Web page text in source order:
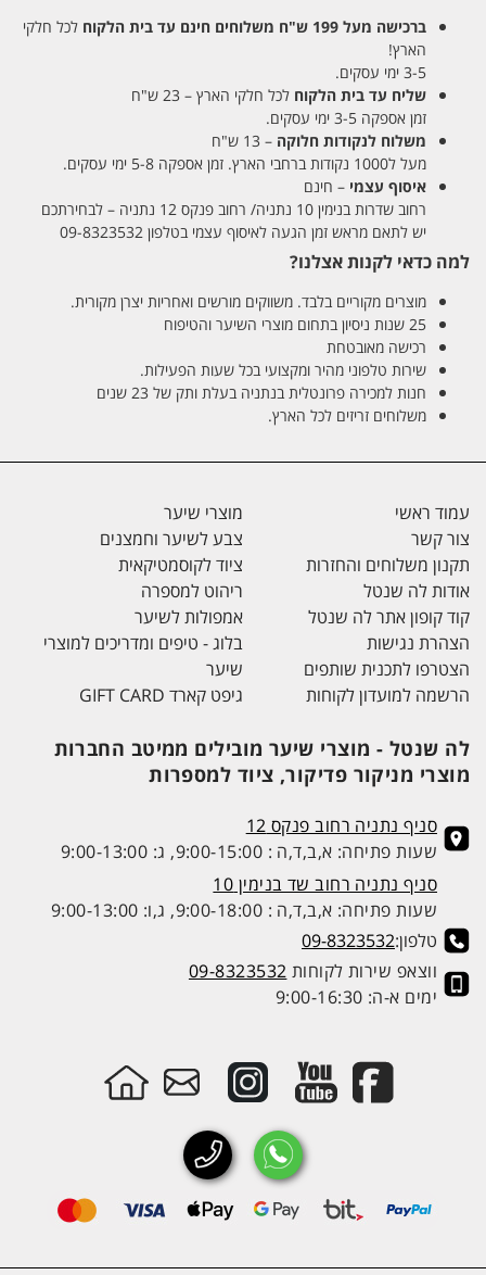
ברכישה מעל 199 ש"ח משלוחים חינם עד בית הלקוח לכל חלקי
הארץ!
3-5 ימי עסקים.
שליח עד בית הלקוח לכל חלקי הארץ – 23 ש"ח
זמן אספקה 3-5 ימי עסקים.
משלוח לנקודות חלוקה – 13 ש"ח
מעל ל1000 נקודות ברחבי הארץ. זמן אספקה 5-8 ימי עסקים.
איסוף עצמי – חינם
רחוב שדרות בנימין 10 נתניה/ רחוב פנקס 12 נתניה – לבחירתכם
יש לתאם מראש זמן הגעה לאיסוף עצמי בטלפון 09-8323532
למה כדאי לקנות אצלנו?
מוצרים מקוריים בלבד. משווקים מורשים ואחריות יצרן מקורית.
25 שנות ניסיון בתחום מוצרי השיער והטיפוח
רכישה מאובטחת
שירות טלפוני מהיר ומקצועי בכל שעות הפעילות.
חנות למכירה פרונטלית בנתניה בעלת ותק של 23 שנים
משלוחים זריזים לכל הארץ.
עמוד ראשי
צור קשר
תקנון משלוחים והחזרות
אודות לה שנטל
קוד קופון אתר לה שנטל
הצהרת נגישות
הצטרפו לתכנית שותפים
הרשמה למועדון לקוחות
מוצרי שיער
צבע לשיער וחמצנים
ציוד לקוסמטיקאית
ריהוט למספרה
אמפולות לשיער
בלוג - טיפים ומדריכים למוצרי
שיער
גיפט קארד GIFT CARD
לה שנטל - מוצרי שיער מובילים ממיטב החברות
מוצרי מניקור פדיקור, ציוד למספרות
סניף נתניה רחוב פנקס 12
שעות פתיחה: א,ב,ד,ה : 9:00-15:00, ג: 9:00-13:00
סניף נתניה רחוב שד בנימין 10
שעות פתיחה: א,ב,ד,ה : 9:00-18:00, ג,ו: 9:00-13:00
טלפון:09-8323532
ווצאפ שירות לקוחות 09-8323532
ימים א-ה: 9:00-16:30